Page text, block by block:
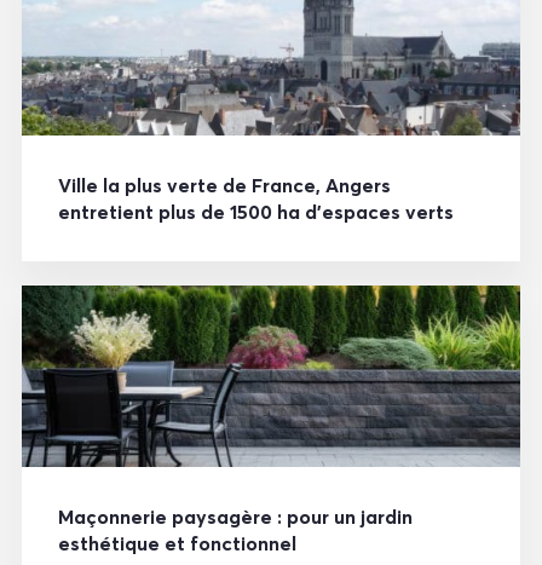
Ville la plus verte de France, Angers
entretient plus de 1500 ha d’espaces verts
Maçonnerie paysagère : pour un jardin
esthétique et fonctionnel